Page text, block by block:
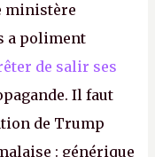
ministère
a poliment
de salir ses
Il faut
de Trump
: générique